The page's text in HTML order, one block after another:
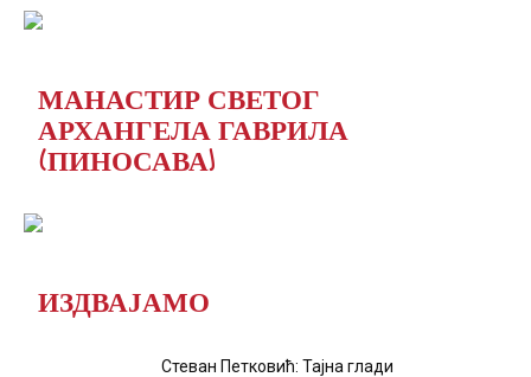
МАНАСТИР СВЕТОГ
АРХАНГЕЛА ГАВРИЛА
(ПИНОСАВА)
ИЗДВАЈАМО
Стеван Петковић: Тајна глади